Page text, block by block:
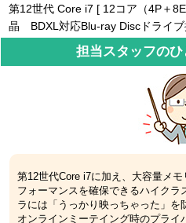
第12世代 Core i7 [ 12コア（4P＋
晶 BDXL対応Blu-ray Discドライブ
担当スタッフの
第12世代Core i7に加え、大容量メ
フォーマンスを確保できるハイクラ
ラには「うっかり映っちゃった」を
オンラインミーテイング時のプライ